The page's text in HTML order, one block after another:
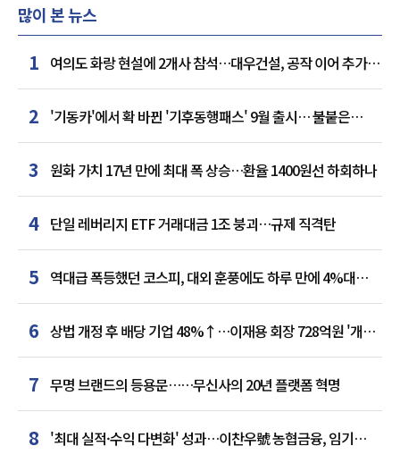
많이 본 뉴스
1 여의도 화랑 현설에 2개사 참석…대우건설, 공작 이어 추가
거점 확보하나
2 '기동카'에서 확 바뀐 '기후동행패스' 9월 출시… 불붙은
카드사 경쟁
3 원화 가치 17년 만에 최대 폭 상승…환율 1400원선 하회하나
4 단일 레버리지 ETF 거래대금 1조 붕괴…규제 직격탄
5 역대급 폭등했던 코스피, 대외 훈풍에도 하루 만에 4%대
급락
6 상법 개정 후 배당 기업 48%↑…이재용 회장 728억원 '개인
최다'
7 무명 브랜드의 등용문……무신사의 20년 플랫폼 혁명
8 '최대 실적·수익 다변화' 성과…이찬우號 농협금융, 임기